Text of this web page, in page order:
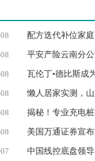
配方迭代补位家庭需
平安产险云南分公司：“平
瓦伦丁•德比斯成为
懒人居家实测，
揭秘！专业充电桩项
美国万通证券宣布完成其客户
中国线控底盘领